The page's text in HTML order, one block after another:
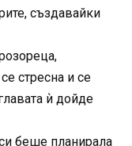
създавайки
стресна и се
ѝ дойде
беше планирала